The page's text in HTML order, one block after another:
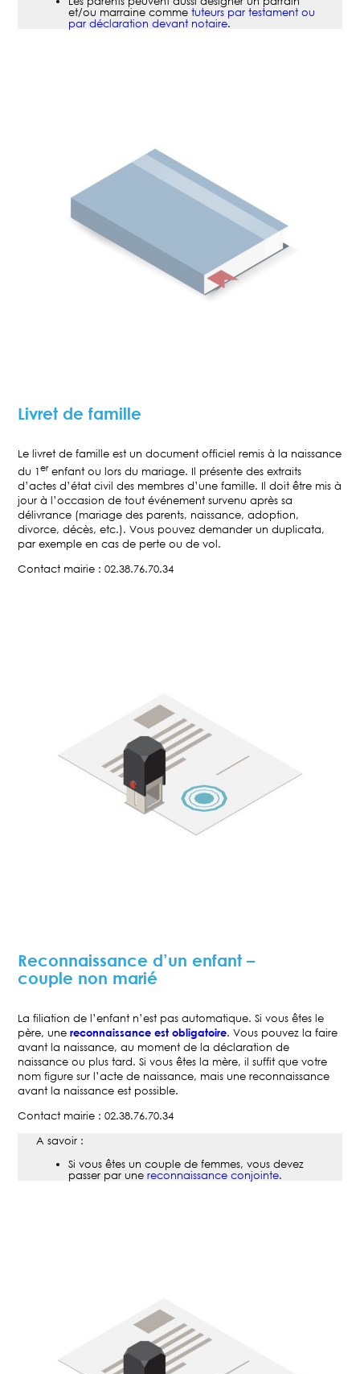
et/ou marraine comme tuteurs par testament ou
par déclaration devant notaire.
Livret de famille
Le livret de famille est un document officiel remis à la naissance
du 1erenfant ou lors du mariage. Il présente des extraits
d’actes d’état civil des membres d’une famille. Il doit être mis à
jour à l’occasion de tout événement survenu après sa
délivrance (mariage des parents, naissance, adoption,
divorce, décès, etc.). Vous pouvez demander un duplicata,
par exemple en cas de perte ou de vol.
Contact mairie : 02.38.76.70.34
Reconnaissance d’un enfant –
couple non marié
La filiation de l’enfant n’est pas automatique. Si vous êtes le
père, unereconnaissance est obligatoire. Vous pouvez la faire
avant la naissance, au moment de la déclaration de
naissance ou plus tard. Si vous êtes la mère, il suffit que votre
nom figure sur l’acte de naissance, mais une reconnaissance
avant la naissance est possible.
Contact mairie : 02.38.76.70.34
A savoir :
Si vous êtes un couple de femmes, vous devez
passer par une reconnaissance conjointe.